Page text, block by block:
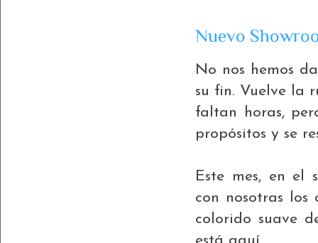
Nuevo
No nos hemos
su fin. Vuelve la
faltan horas,
propósitos y se
Este mes, en el
con nosotras los
colorido suave